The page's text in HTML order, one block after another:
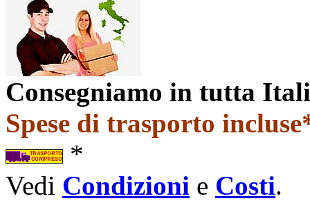
Consegniamo in tutta
Spese di trasporto
*
Vedi Condizioni e Costi.